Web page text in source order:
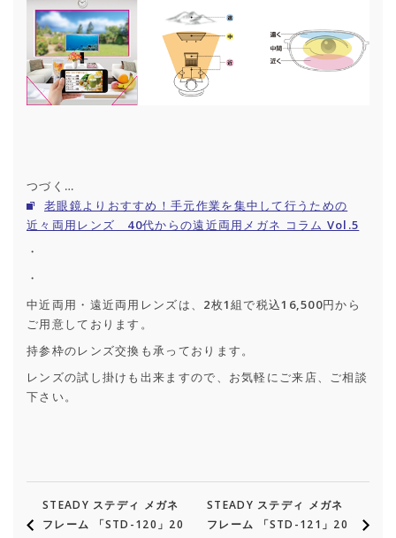
つづく…
老眼鏡よりおすすめ！手元作業を集中して行うための
近々両用レンズ 40代からの遠近両用メガネ コラム Vol.5
・
・
中近両用・遠近両用レンズは、2枚1組で税込16,500円から
ご用意しております。
持参枠のレンズ交換も承っております。
レンズの試し掛けも出来ますので、お気軽にご来店、ご相談
下さい。
STEADY ステディ メガネ
フレーム 「STD-120」20
STEADY ステディ メガネ
フレーム 「STD-121」20